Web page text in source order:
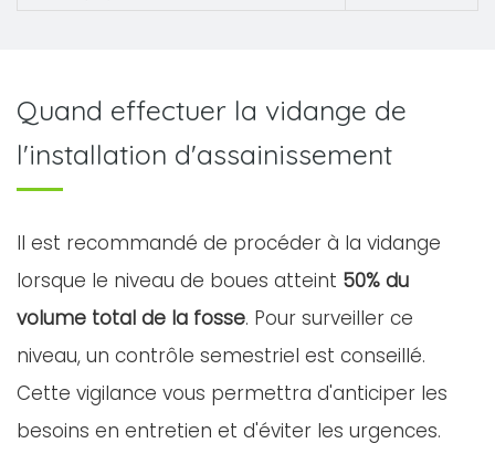
Quand effectuer la vidange de
l'installation d'assainissement
Il est recommandé de procéder à la vidange
lorsque le niveau de boues atteint 50% du
volume total de la fosse. Pour surveiller ce
niveau, un contrôle semestriel est conseillé.
Cette vigilance vous permettra d'anticiper les
besoins en entretien et d'éviter les urgences.